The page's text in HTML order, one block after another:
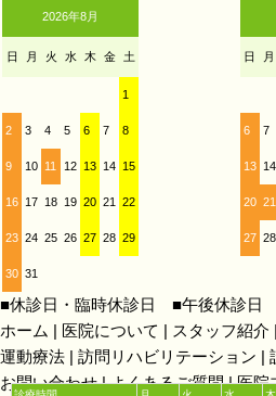
2026年8月
日 月 火 水 木 金 土
1
2 3 4 5 6 7 8
9 10 11 12 13 14 15
16 17 18 19 20 21 22
23 24 25 26 27 28 29
30 31
日 月
6 7
13 14
20 21
27 28
■休診日・臨時休診日 ■午後休診日
ホーム
医院について スタッフ紹介
運動療法
訪問リハビリテーション
お問い合わせ
よくあるご質問 医院